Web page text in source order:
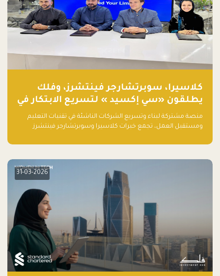
كلاسيرا، سوبرتشارجر فينتشرز، وفلك
يطلقون «سي إكسيد » لتسريع الابتكار في
تقنيات التعليم ومستقبل العمل
منصة مشتركة لبناء وتسريع الشركات الناشئة في تقنيات التعليم
ومستقبل العمل، تجمع خبرات كلاسيرا وسوبرتشارجر فينتشرز
العالمية.
31-03-2026